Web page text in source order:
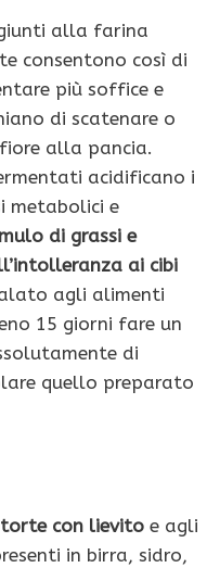
alla farina
consentono così di
più soffice e
di scatenare o
alla pancia.
acidificano i
metabolici e
di grassi e
ai cibi
agli alimenti
15 giorni fare un
di
quello preparato
con lievito e agli
in birra, sidro,